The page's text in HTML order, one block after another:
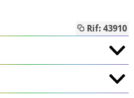
Rif: 43910